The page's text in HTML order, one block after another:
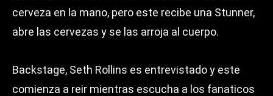
cerveza en la mano, pero este recibe una Stunner,
abre las cervezas y se las arroja al cuerpo.
Backstage, Seth Rollins es entrevistado y este
comienza a reir mientras escucha a los fanaticos